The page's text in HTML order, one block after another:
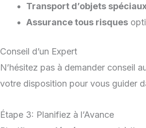
Transport d’objets
Assurance tous risques
Conseil d’un Expert
N’hésitez pas à demander conseil
votre disposition pour vous guider
Étape 3: Planifiez à l’Avance